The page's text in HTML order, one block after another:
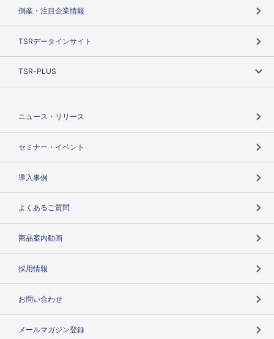
倒産・注目企業情報
TSRデータインサイト
TSR-PLUS
ニュース・リリース
セミナー・イベント
導入事例
よくあるご質問
商品案内動画
採用情報
お問い合わせ
メールマガジン登録